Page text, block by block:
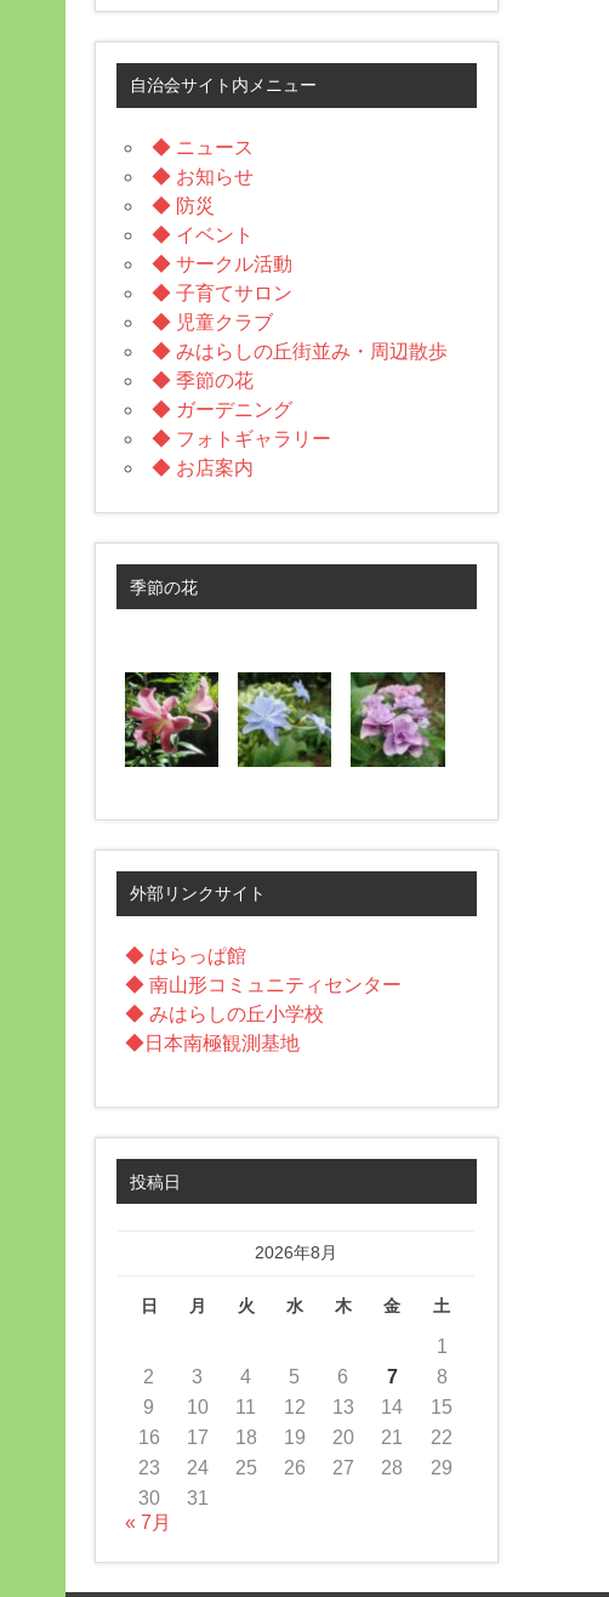
自治会サイト内メニュー
◆ ニュース
◆ お知らせ
◆ 防災
◆ イベント
◆ サークル活動
◆ 子育てサロン
◆ 児童クラブ
◆ みはらしの丘街並み・周辺散歩
◆ 季節の花
◆ ガーデニング
◆ フォトギャラリー
◆ お店案内
季節の花
外部リンクサイト
◆ はらっぱ館
◆ 南山形コミュニティセンター
◆ みはらしの丘小学校
◆日本南極観測基地
投稿日
2026年8月
日 月 火 水 木 金 土
1
2
3 4 5 6 7
8
9
10 11 12 13 14
15
16
17 18 19 20 21
22
23
24 25 26 27 28
29
30
31
« 7月